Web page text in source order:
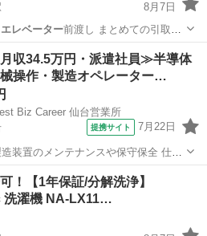
8月7日
エレベーター前渡し まとめての引取大
食器
収34.5万円・派遣社員≫半導体
操作・製造オペレーター…
Biz Career 仙台営業所
提携サイト 7月22日
置のメンテナンスや保守保全 仕事
行う工場で半導体製造装置の保守・
！【1年保証/分解洗浄】
洗濯機 NA-LX11…